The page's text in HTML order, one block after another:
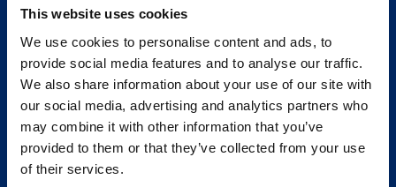
This website uses cookies
We use cookies to personalise content and ads, to
provide social media features and to analyse our traffic.
We also share information about your use of our site with
our social media, advertising and analytics partners who
may combine it with other information that you’ve
provided to them or that they’ve collected from your use
of their services.